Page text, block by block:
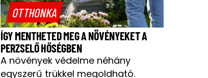
OTTHONKA
ÍGY MENTHETED MEG A NÖVÉNYEKET A
PERZSELŐ HŐSÉGBEN
A növények védelme néhány
egyszerű trükkel megoldható.